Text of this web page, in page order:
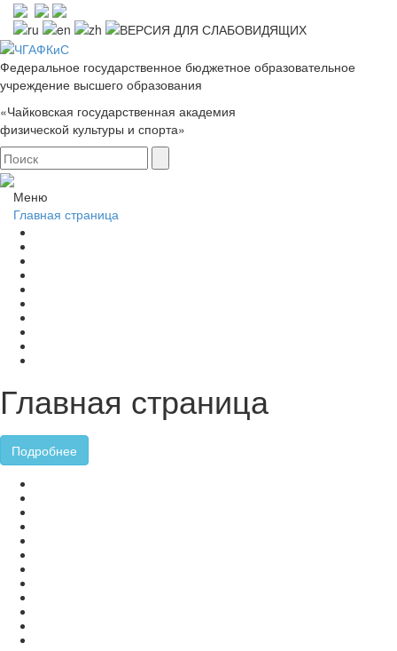
Федеральное государственное бюджетное образовательное
учреждение высшего образования
«Чайковская государственная академия
физической культуры и спорта»
Меню
Главная страница
Главная страница
Подробнее